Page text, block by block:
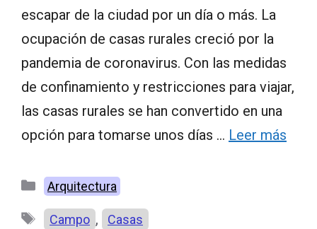
escapar de la ciudad por un día o más. La
ocupación de casas rurales creció por la
pandemia de coronavirus. Con las medidas
de confinamiento y restricciones para viajar,
las casas rurales se han convertido en una
opción para tomarse unos días … Leer más
Categorías
Arquitectura
Etiquetas
Campo , Casas